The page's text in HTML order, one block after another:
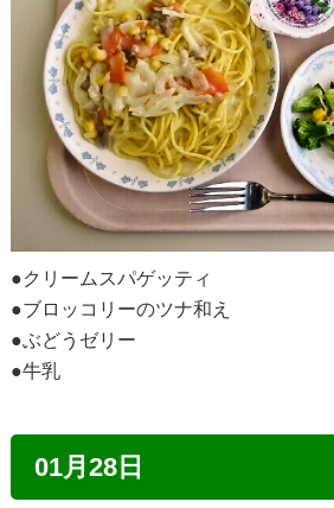
●クリームスパゲッティ
●ブロッコリーのツナ和え
●ぶどうゼリー
●牛乳
01月28日